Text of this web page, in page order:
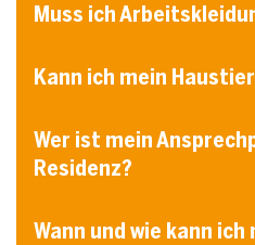
Muss ich
Kann ich mein
Wer ist mein
Residenz?
Wann und wie kann